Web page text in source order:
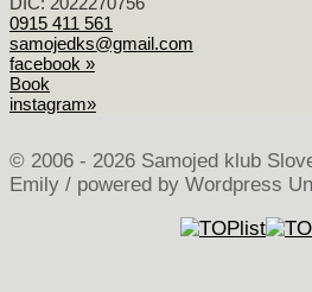
0915 411 561
samojedks@gmail.com
facebook »
Book
instagram»
© 2006 - 2026 Samojed klub
Emily / powered by Wordpress